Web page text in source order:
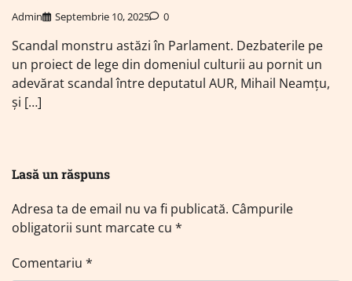
Admin Septembrie 10, 2025 0
Scandal monstru astăzi în Parlament. Dezbaterile pe
un proiect de lege din domeniul culturii au pornit un
adevărat scandal între deputatul AUR, Mihail Neamțu,
și […]
Lasă un răspuns
Adresa ta de email nu va fi publicată. Câmpurile
obligatorii sunt marcate cu *
Comentariu *